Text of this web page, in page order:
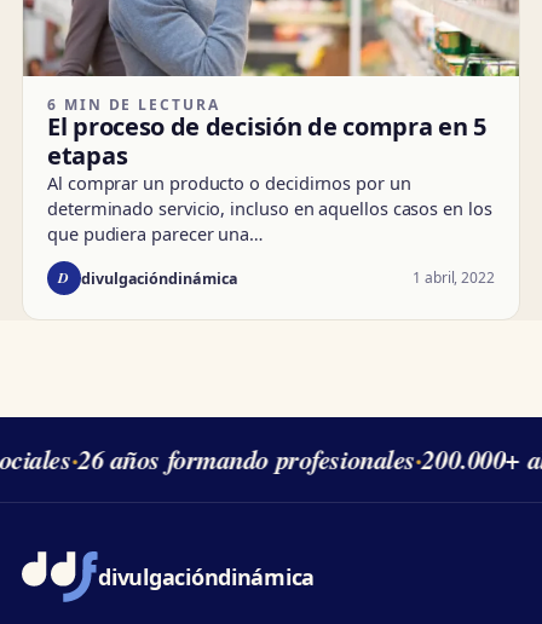
6 MIN DE LECTURA
El proceso de decisión de compra en 5
etapas
Al comprar un producto o decidirnos por un
determinado servicio, incluso en aquellos casos en los
que pudiera parecer una…
D divulgacióndinámica 1 abril, 2022
·26 años formando profesionales·200.000+
divulgacióndinámica